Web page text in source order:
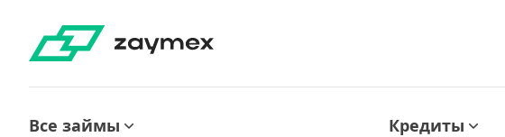
Все займы Кредиты